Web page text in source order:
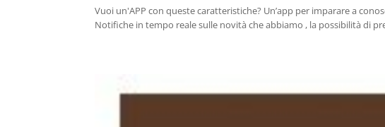
Vuoi un'APP con queste caratteristiche? Un’app per imparare a
Notifiche in tempo reale sulle novità che abbiamo , la possibilità di